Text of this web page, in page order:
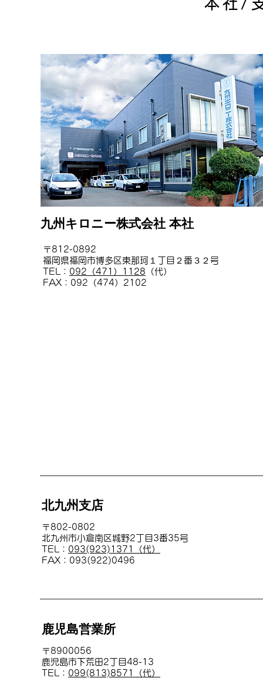
九州キロニー株式会社 本社
〒812-0892
​福岡県福岡市博多区東那珂１丁目２番３２号
TEL： 092（471）1128 （代）
FAX：092（474）2102
​北九州支店
〒802-0802
​北九州市小倉南区城野2丁目3番35号
TEL： 093(923)1371（代）
FAX：093(922)0496
​鹿児島営業所
〒8900056
​鹿児島市下荒田2丁目48-13
TEL： 099(813)8571（代）